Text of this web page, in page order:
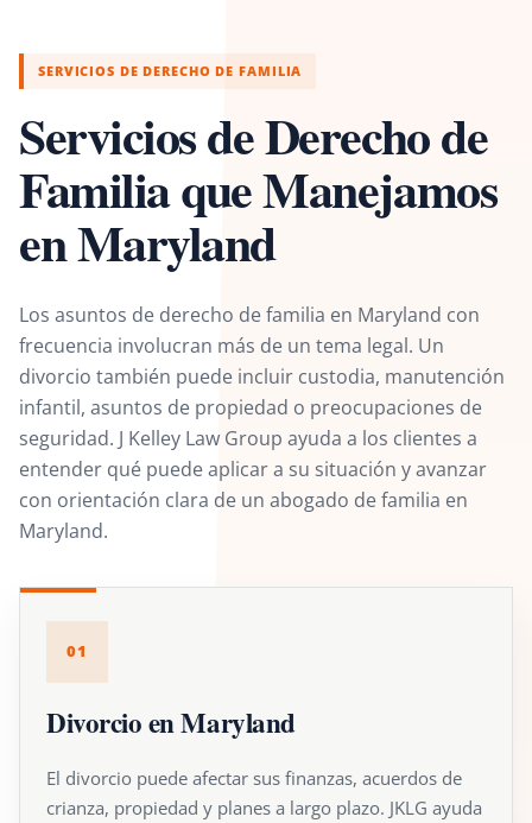
SERVICIOS DE DERECHO DE FAMILIA
Servicios de Derecho de
Familia que Manejamos
en Maryland
Los asuntos de derecho de familia en Maryland con
frecuencia involucran más de un tema legal. Un
divorcio también puede incluir custodia, manutención
infantil, asuntos de propiedad o preocupaciones de
seguridad. J Kelley Law Group ayuda a los clientes a
entender qué puede aplicar a su situación y avanzar
con orientación clara de un abogado de familia en
Maryland.
01
Divorcio en Maryland
El divorcio puede afectar sus finanzas, acuerdos de
crianza, propiedad y planes a largo plazo. JKLG ayuda